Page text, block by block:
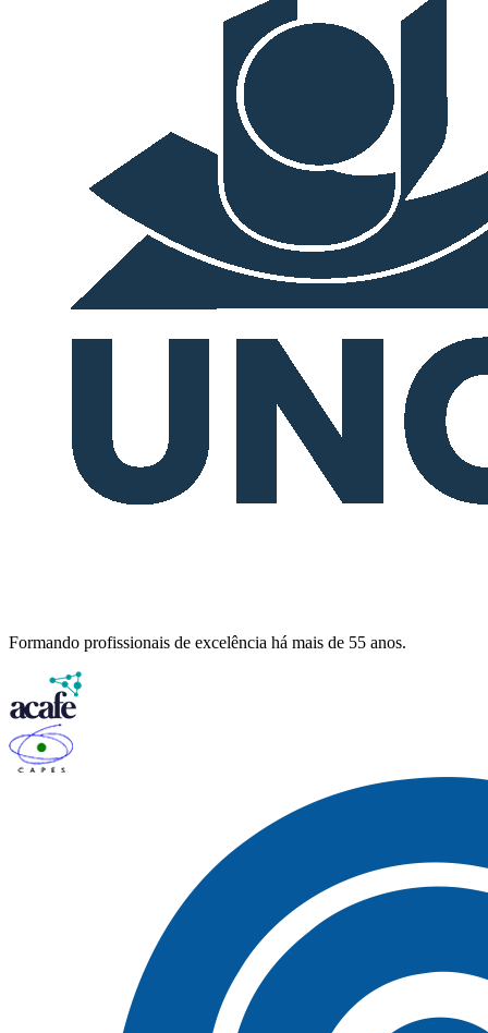
Formando profissionais de excelência há mais de 55 anos.